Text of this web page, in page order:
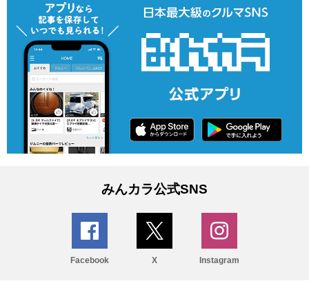
みんカラ公式SNS
Facebook X Instagram